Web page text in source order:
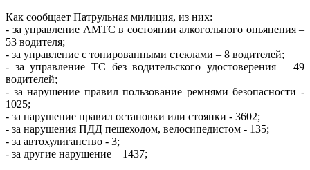
Как сообщает Патрульная милиция, из них:
- за управление АМТС в состоянии алкогольного опьянения –
53 водителя;
- за управление с тонированными стеклами – 8 водителей;
- за управление ТС без водительского удостоверения – 49
водителей;
- за нарушение правил пользование ремнями безопасности -
1025;
- за нарушение правил остановки или стоянки - 3602;
- за нарушения ПДД пешеходом, велосипедистом - 135;
- за автохулиганство - 3;
- за другие нарушение – 1437;